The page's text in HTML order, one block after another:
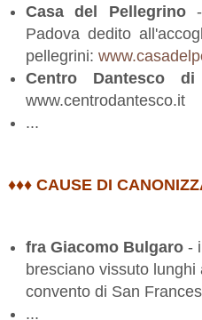
Casa del Pellegrino-
Padova dedito
pellegrini:
Centro Dantesco di
www.centrodantesco.it
...
♦♦♦ CAUSE DI
fra Giacomo Bulgaro-
bresciano vissuto lunghi
convento di San
...